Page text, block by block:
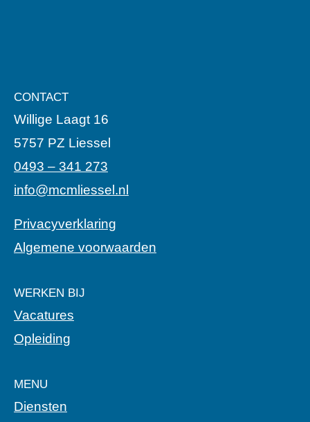
CONTACT
Willige Laagt 16
5757 PZ Liessel
0493 – 341 273
info@mcmliessel.nl
Privacyverklaring
Algemene voorwaarden
WERKEN BIJ
Vacatures
Opleiding
MENU
Diensten